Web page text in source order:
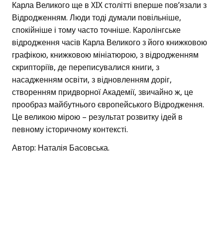
Карла Великого ще в XIX столітті вперше пов’язали з
Відродженням. Люди тоді думали повільніше,
спокійніше і тому часто точніше. Каролінгське
відродження часів Карла Великого з його книжковою
графікою, книжковою мініатюрою, з відродженням
скрипторіїв, де переписувалися книги, з
насадженням освіти, з відновленням доріг,
створенням придворної Академії, звичайно ж, це
прообраз майбутнього європейського Відродження.
Це великою мірою – результат розвитку ідей в
певному історичному контексті.
Автор: Наталія Басовська.